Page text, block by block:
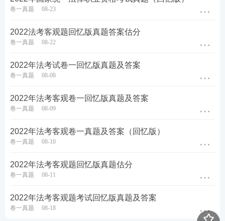
卷一真题 08-23
2022法考客观题回忆版真题答案估分
卷一真题 08-22
2022年法考试卷一回忆版真题及答案
卷一真题 08-08
2022年法考客观卷一回忆版真题及答案
卷一真题 08-09
2022年法考客观卷一真题及答案（回忆版）
卷一真题 08-10
2022年法考客观题回忆版真题估分
卷一真题 08-11
2022年法考客观题考试回忆版真题及答案
卷一真题 08-18